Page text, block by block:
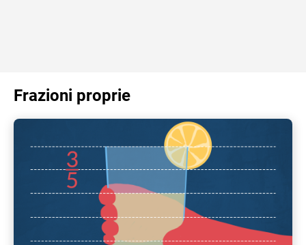
Frazioni proprie